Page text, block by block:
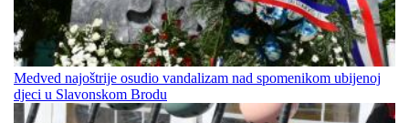
Medved najoštrije osudio vandalizam nad spomenikom ubijenoj
djeci u Slavonskom Brodu